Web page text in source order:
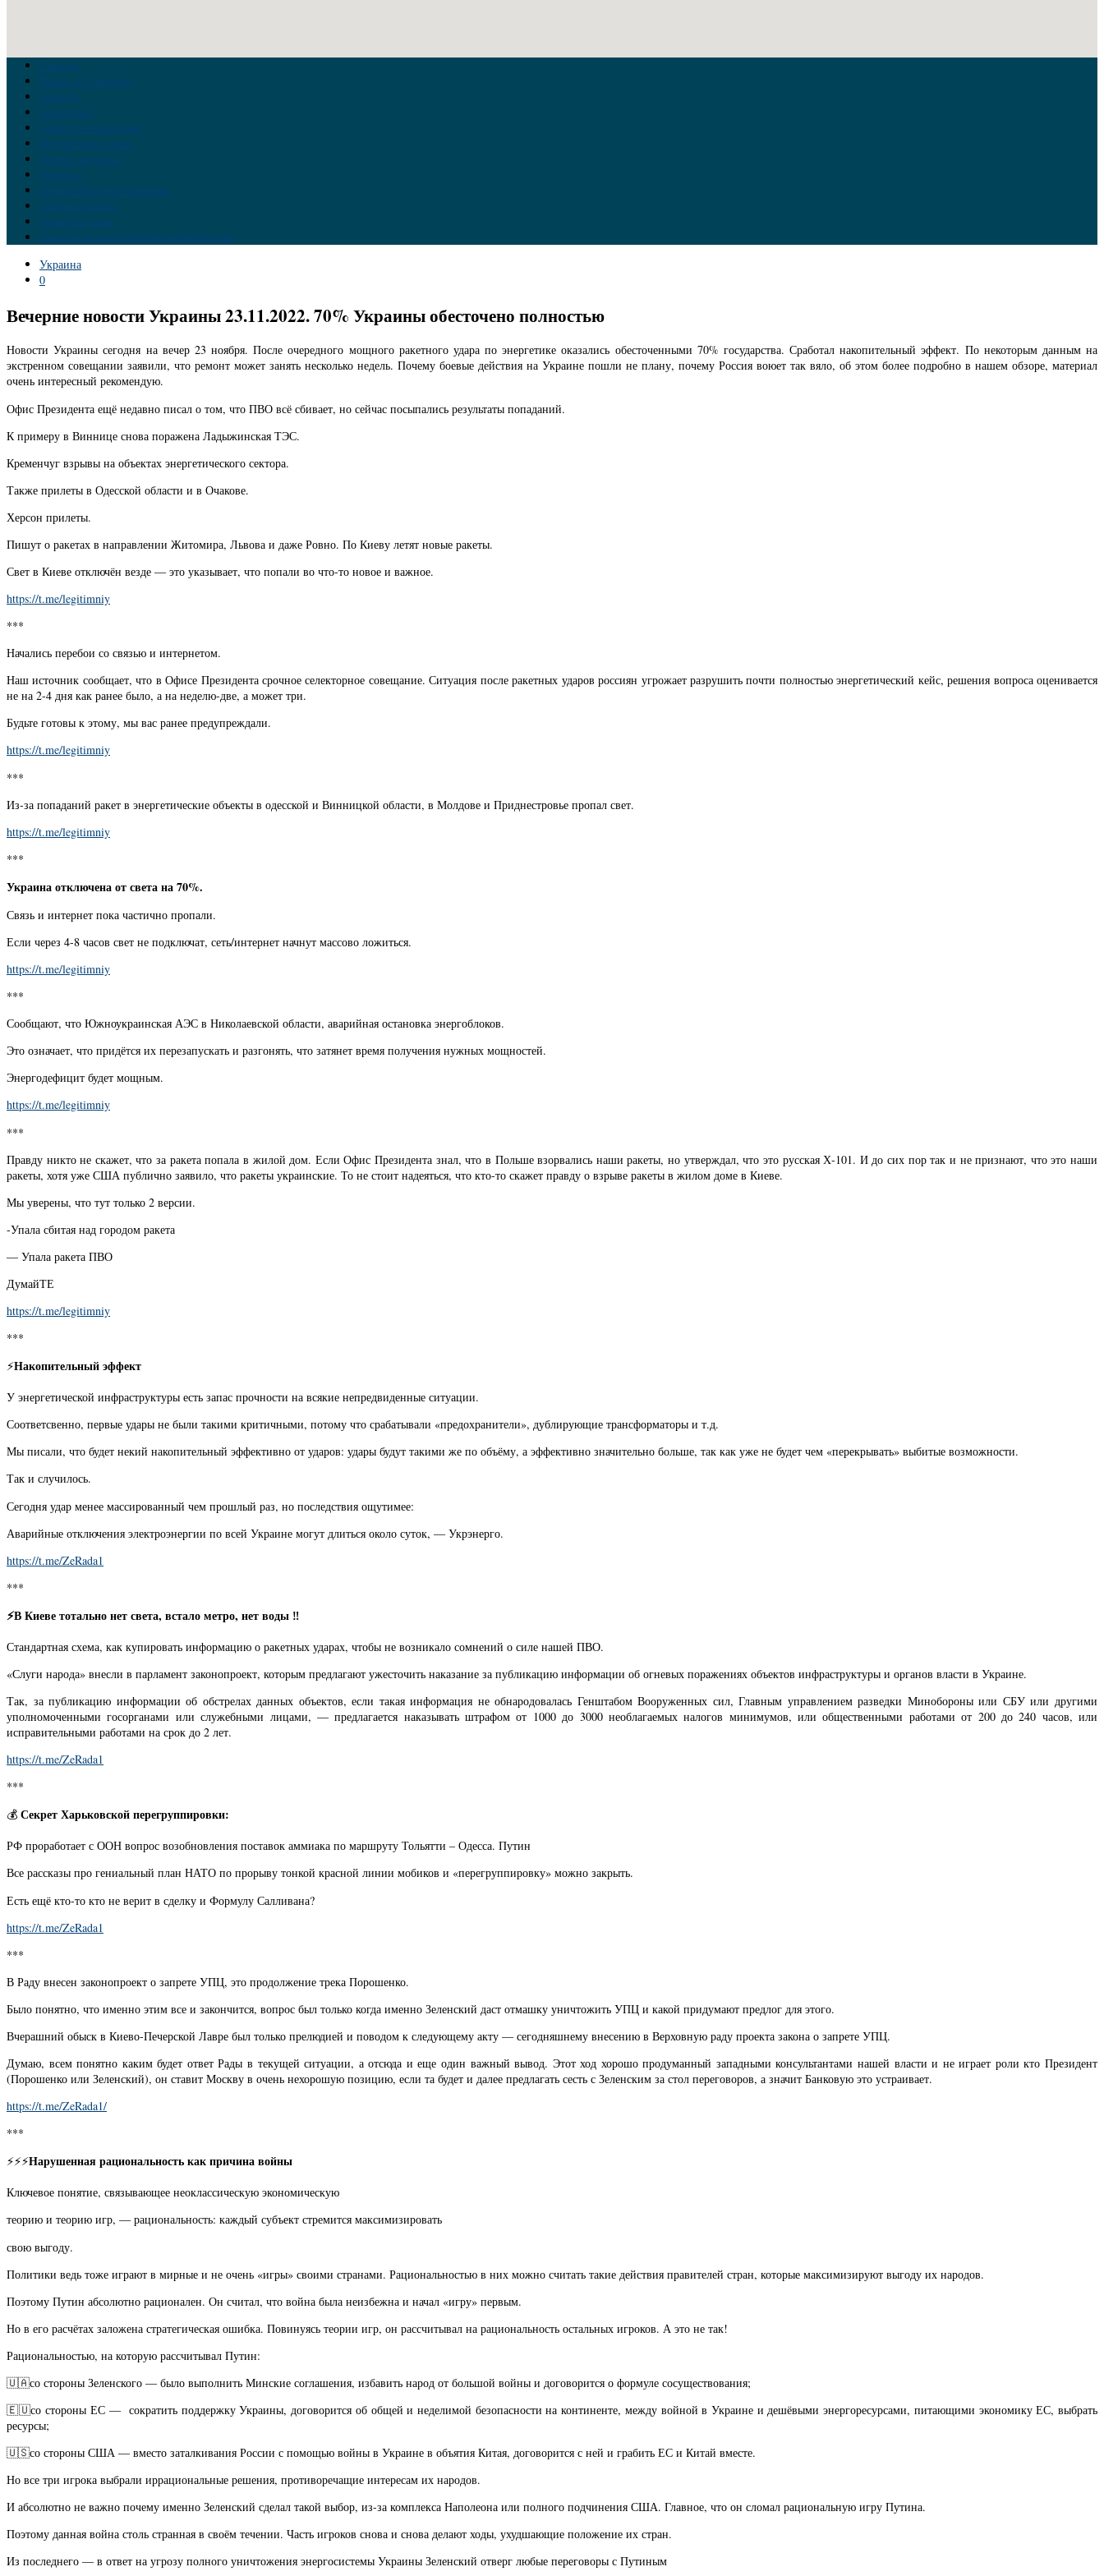
Главная
Война на Украине
Новости
Аналитика
Тайны Геополитики
Российские элиты
Теория заговора
Украина
Новый Мировой Порядок
Тайны истории
Обратная связь
Правила комментирования материалов
Украина
0
Вечерние новости Украины 23.11.2022. 70% Украины обесточено полностью
Новости Украины сегодня на вечер 23 ноября. После очередного мощного ракетного удара по энергетике оказались обесточенными 70% государства. Сработал накопительный эффект. По некоторым данным на
экстренном совещании заявили, что ремонт может занять несколько недель. Почему боевые действия на Украине пошли не плану, почему Россия воюет так вяло, об этом более подробно в нашем обзоре, материал
очень интересный рекомендую.
Офис Президента ещё недавно писал о том, что ПВО всё сбивает, но сейчас посыпались результаты попаданий.
К примеру в Виннице снова поражена Ладыжинская ТЭС.
Кременчуг взрывы на объектах энергетического сектора.
Также прилеты в Одесской области и в Очакове.
Херсон прилеты.
Пишут о ракетах в направлении Житомира, Львова и даже Ровно. По Киеву летят новые ракеты.
Свет в Киеве отключён везде — это указывает, что попали во что-то новое и важное.
https://t.me/legitimniy
***
Начались перебои со связью и интернетом.
Наш источник сообщает, что в Офисе Президента срочное селекторное совещание. Ситуация после ракетных ударов россиян угрожает разрушить почти полностью энергетический кейс, решения вопроса оценивается
не на 2-4 дня как ранее было, а на неделю-две, а может три.
Будьте готовы к этому, мы вас ранее предупреждали.
https://t.me/legitimniy
***
Из-за попаданий ракет в энергетические объекты в одесской и Винницкой области, в Молдове и Приднестровье пропал свет.
https://t.me/legitimniy
***
Украина отключена от света на 70%.
Связь и интернет пока частично пропали.
Если через 4-8 часов свет не подключат, сеть/интернет начнут массово ложиться.
https://t.me/legitimniy
***
Сообщают, что Южноукраинская АЭС в Николаевской области, аварийная остановка энергоблоков.
Это означает, что придётся их перезапускать и разгонять, что затянет время получения нужных мощностей.
Энергодефицит будет мощным.
https://t.me/legitimniy
***
Правду никто не скажет, что за ракета попала в жилой дом. Если Офис Президента знал, что в Польше взорвались наши ракеты, но утверждал, что это русская Х-101. И до сих пор так и не признают, что это наши
ракеты, хотя уже США публично заявило, что ракеты украинские. То не стоит надеяться, что кто-то скажет правду о взрыве ракеты в жилом доме в Киеве.
Мы уверены, что тут только 2 версии.
-Упала сбитая над городом ракета
— Упала ракета ПВО
ДумайТЕ
https://t.me/legitimniy
***
⚡️Накопительный эффект
У энергетической инфраструктуры есть запас прочности на всякие непредвиденные ситуации.
Соответсвенно, первые удары не были такими критичными, потому что срабатывали «предохранители», дублирующие трансформаторы и т.д.
Мы писали, что будет некий накопительный эффективно от ударов: удары будут такими же по объёму, а эффективно значительно больше, так как уже не будет чем «перекрывать» выбитые возможности.
Так и случилось.
Сегодня удар менее массированный чем прошлый раз, но последствия ощутимее:
Аварийные отключения электроэнергии по всей Украине могут длиться около суток, — Укрэнерго.
https://t.me/ZeRada1
***
⚡️В Киеве тотально нет света, встало метро, нет воды ‼
Стандартная схема, как купировать информацию о ракетных ударах, чтобы не возникало сомнений о силе нашей ПВО.
«Слуги народа» внесли в парламент законопроект, которым предлагают ужесточить наказание за публикацию информации об огневых поражениях объектов инфраструктуры и органов власти в Украине.
Так, за публикацию информации об обстрелах данных объектов, если такая информация не обнародовалась Генштабом Вооруженных сил, Главным управлением разведки Минобороны или СБУ или другими
уполномоченными госорганами или служебными лицами, — предлагается наказывать штрафом от 1000 до 3000 необлагаемых налогов минимумов, или общественными работами от 200 до 240 часов, или
исправительными работами на срок до 2 лет.
https://t.me/ZeRada1
***
💰 Секрет Харьковской перегруппировки:
РФ проработает с ООН вопрос возобновления поставок аммиака по маршруту Тольятти – Одесса. Путин
Все рассказы про гениальный план НАТО по прорыву тонкой красной линии мобиков и «перегруппировку» можно закрыть.
Есть ещё кто-то кто не верит в сделку и Формулу Салливана?
https://t.me/ZeRada1
***
В Раду внесен законопроект о запрете УПЦ, это продолжение трека Порошенко.
Было понятно, что именно этим все и закончится, вопрос был только когда именно Зеленский даст отмашку уничтожить УПЦ и какой придумают предлог для этого.
Вчерашний обыск в Киево-Печерской Лавре был только прелюдией и поводом к следующему акту — сегодняшнему внесению в Верховную раду проекта закона о запрете УПЦ.
Думаю, всем понятно каким будет ответ Рады в текущей ситуации, а отсюда и еще один важный вывод. Этот ход хорошо продуманный западными консультантами нашей власти и не играет роли кто Президент
(Порошенко или Зеленский), он ставит Москву в очень нехорошую позицию, если та будет и далее предлагать сесть с Зеленским за стол переговоров, а значит Банковую это устраивает.
https://t.me/ZeRada1/
***
⚡️⚡️⚡️Нарушенная рациональность как причина войны
Ключевое понятие, связывающее неоклассическую экономическую
теорию и теорию игр, — рациональность: каждый субъект стремится максимизировать
свою выгоду.
Политики ведь тоже играют в мирные и не очень «игры» своими странами. Рациональностью в них можно считать такие действия правителей стран, которые максимизируют выгоду их народов.
Поэтому Путин абсолютно рационален. Он считал, что война была неизбежна и начал «игру» первым.
Но в его расчётах заложена стратегическая ошибка. Повинуясь теории игр, он рассчитывал на рациональность остальных игроков. А это не так!
Рациональностью, на которую рассчитывал Путин:
🇺🇦со стороны Зеленского — было выполнить Минские соглашения, избавить народ от большой войны и договорится о формуле сосуществования;
🇪🇺со стороны ЕС — сократить поддержку Украины, договорится об общей и неделимой безопасности на континенте, между войной в Украине и дешёвыми энергоресурсами, питающими экономику ЕС, выбрать
ресурсы;
🇺🇸со стороны США — вместо заталкивания России с помощью войны в Украине в объятия Китая, договорится с ней и грабить ЕС и Китай вместе.
Но все три игрока выбрали иррациональные решения, противоречащие интересам их народов.
И абсолютно не важно почему именно Зеленский сделал такой выбор, из-за комплекса Наполеона или полного подчинения США. Главное, что он сломал рациональную игру Путина.
Поэтому данная война столь странная в своём течении. Часть игроков снова и снова делают ходы, ухудшающие положение их стран.
Из последнего — в ответ на угрозу полного уничтожения энергосистемы Украины Зеленский отверг любые переговоры с Путиным